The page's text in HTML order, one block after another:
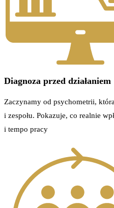
Diagnoza przed działaniem
Zaczynamy od psychometrii,
i zespołu. Pokazuje, co realnie
i tempo pracy